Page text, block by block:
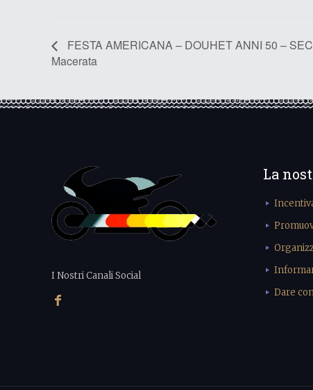
FESTA AMERICANA – DOUHET ANNI 50 –
Macerata
I Nostri Canali Social
La
Dare